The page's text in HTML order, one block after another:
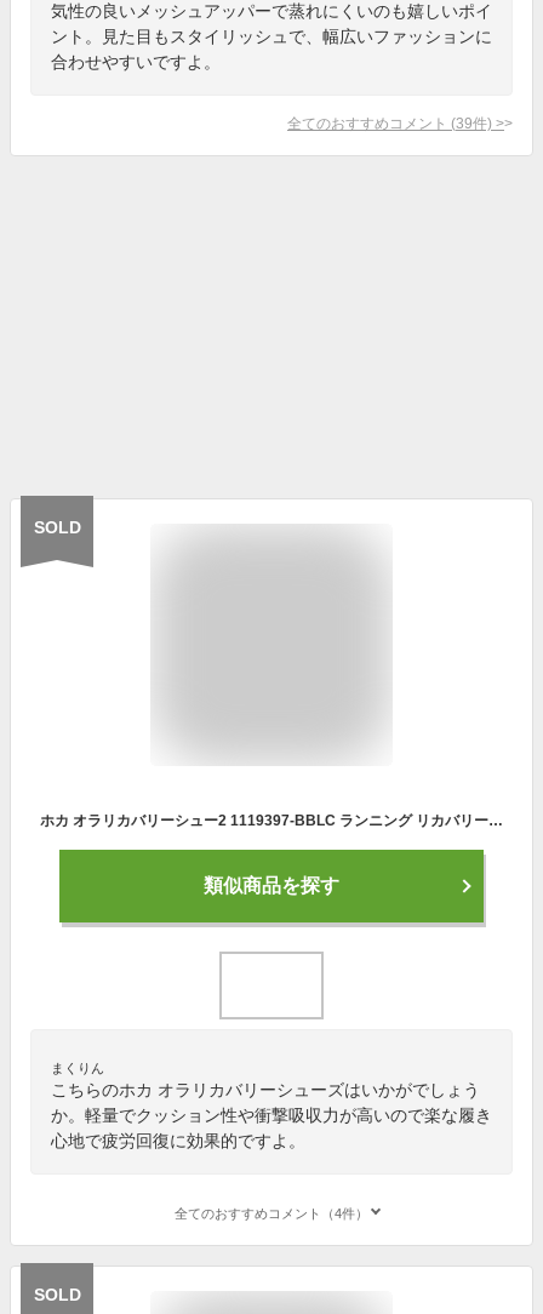
気性の良いメッシュアッパーで蒸れにくいのも嬉しいポイ
ント。見た目もスタイリッシュで、幅広いファッションに
合わせやすいですよ。
全てのおすすめコメント (39件) >
SOLD
ホカ オラリカバリーシュー2 1119397-BBLC ランニング リカバリーシューズ 24FA ORA RECOVERY SHOE 2 メンズ HOKA
類似商品を探す
まくりん
こちらのホカ オラリカバリーシューズはいかがでしょう
か。軽量でクッション性や衝撃吸収力が高いので楽な履き
心地で疲労回復に効果的ですよ。
全てのおすすめコメント（4件）
SOLD